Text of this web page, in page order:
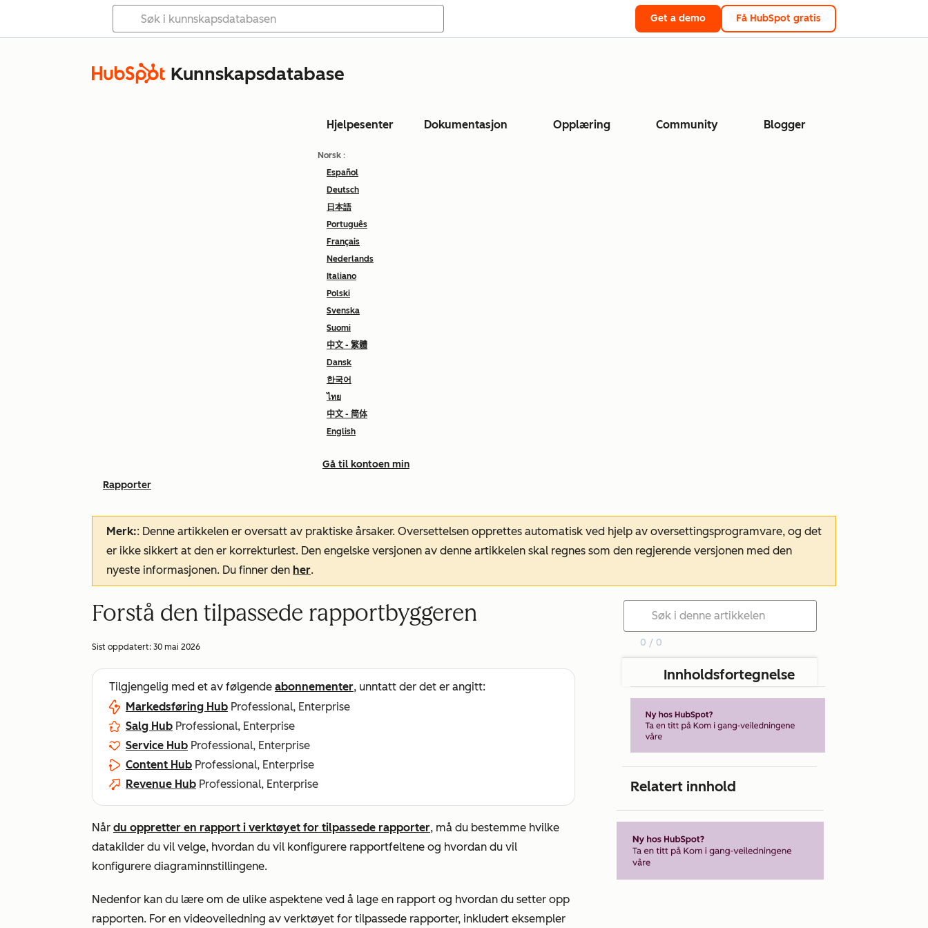
Get a demo Få HubSpot gratis
Kunnskapsdatabase
Hjelpesenter Dokumentasjon Opplæring Community Blogger
Norsk :
Español
Deutsch
日本語
Português
Français
Nederlands
Italiano
Polski
Svenska
Suomi
中文 - 繁體
Dansk
한국어
ไทย
中文 - 简体
English
Gå til kontoen min
Rapporter
Merk:: Denne artikkelen er oversatt av praktiske årsaker. Oversettelsen opprettes automatisk ved hjelp av oversettingsprogramvare, og det
er ikke sikkert at den er korrekturlest. Den engelske versjonen av denne artikkelen skal regnes som den regjerende versjonen med den
nyeste informasjonen. Du finner den her.
Forstå den tilpassede rapportbyggeren
Sist oppdatert: 30 mai 2026
Tilgjengelig med et av følgende abonnementer, unntatt der det er angitt:
Markedsføring Hub Professional, Enterprise
Salg Hub Professional, Enterprise
Service Hub Professional, Enterprise
Content Hub Professional, Enterprise
Revenue Hub Professional, Enterprise
Når du oppretter en rapport i verktøyet for tilpassede rapporter, må du bestemme hvilke
datakilder du vil velge, hvordan du vil konfigurere rapportfeltene og hvordan du vil
konfigurere diagraminnstillingene.
Nedenfor kan du lære om de ulike aspektene ved å lage en rapport og hvordan du setter opp
rapporten. For en videoveiledning av verktøyet for tilpassede rapporter, inkludert eksempler
0 / 0
Innholdsfortegnelse
Relatert innhold